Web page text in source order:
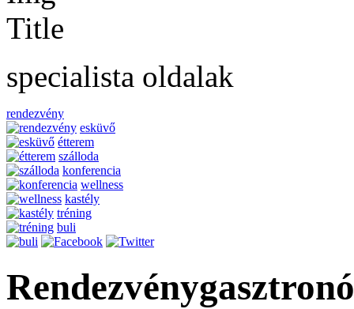
specialista oldalak
rendezvény
esküvő
étterem
szálloda
konferencia
wellness
kastély
tréning
buli